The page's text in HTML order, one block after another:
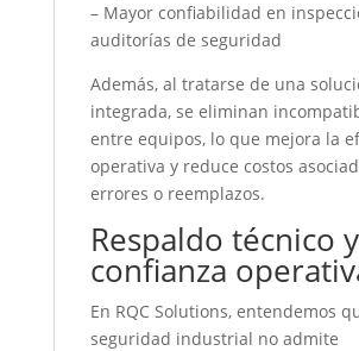
– Mayor confiabilidad en
auditorías de seguridad
Además, al tratarse de una
integrada, se eliminan
entre equipos, lo que mejora la
operativa y reduce costos
errores o reemplazos.
Respaldo técnico y
confianza
En RQC Solutions, entendemos
seguridad industrial no admite